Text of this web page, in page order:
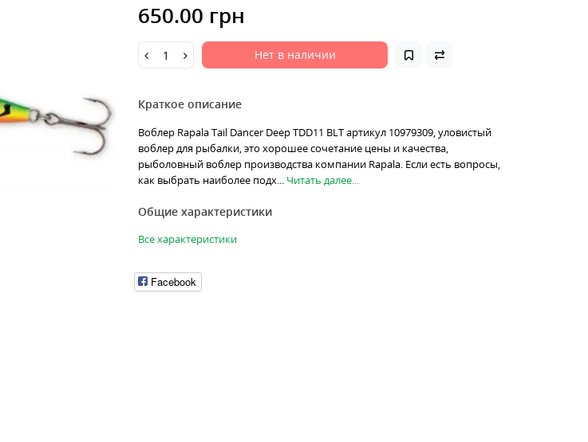
650.00 грн
Нет в наличии
Краткое описание
Воблер Rapala Tail Dancer Deep TDD11 BLT артикул 10979309, уловистый
воблер для рыбалки, это хорошее сочетание цены и качества,
рыболовный воблер производства компании Rapala. Если есть вопросы,
как выбрать наиболее подх... Читать далее...
Общие характеристики
Все характеристики
Facebook